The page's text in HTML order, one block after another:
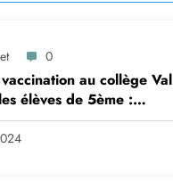
0
au collège Val
élèves de 5ème :
avant le 28